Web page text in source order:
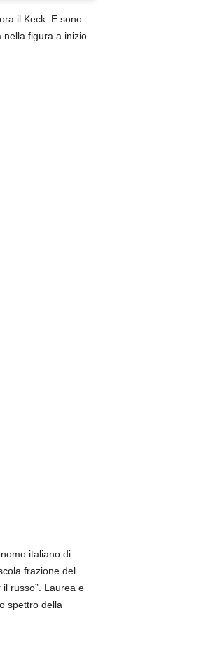
il Keck. E sono
figura a inizio
italiano di
frazione del
russo”. Laurea e
spettro della